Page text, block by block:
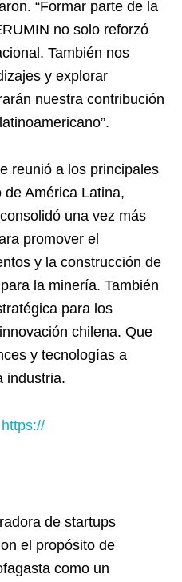
“Formar parte de la
no solo reforzó
También nos
y explorar
nuestra contribución
reunió a los principales
América Latina,
una vez más
promover el
y la construcción de
la minería. También
para los
chilena. Que
y tecnologías a
industria.
https://
de startups
el propósito de
como un